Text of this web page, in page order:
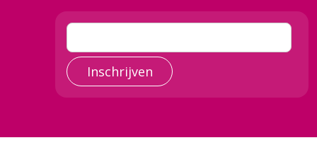
Inschrijven